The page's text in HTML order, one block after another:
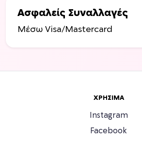
Ασφαλείς Συναλλαγές
Μέσω Visa/Mastercard
ΧΡΉΣΙΜΑ
Instagram
Facebook